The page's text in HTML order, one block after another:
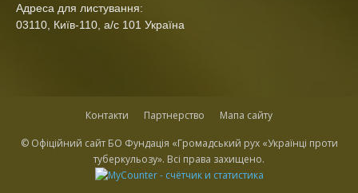
Адреса для листування:
03110, Київ-110, а/с 101 Україна
Контакти Партнерство Мапа сайту
© Офіційний сайт БО Фундація «Громадський рух «Українці проти
туберкульозу». Всі права захищено.